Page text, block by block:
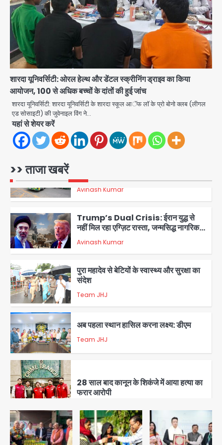
शारदा यूनिवर्सिटी: ओरल हेल्थ और डेंटल स्क्रीनिंग ड्राइव का किया
आयोजन, 100 से अधिक बच्चों के दांतों की हुई जांच
शारदा यूनिवर्सिटी: शारदा यूनिवर्सिटी के शारदा स्कूल आॅफ लॉ के प्रो बोनो क्लब (लीगल
एड सोसाइटी) की जुवेनाइल विंग ने…
यहां से शेयर करें
>> ताजा खबरें
3
Team JHJ
4
अब पहला स्थान हासिल करना लक्ष्य: डीएम
Team JHJ
5
28 साल बाद कानून के शिकंजे में आया हत्या का
फरार आरोपी
1
फायर, दो की मौत, कई घायल
Avinash Kumar
2
Trump’s Dual Crisis: ईरान युद्ध से
नहीं मिल रहा एग्ज़िट रास्ता, जन्मसिद्ध नागरिकता
पर सुप्रीम कोर्ट को दी फिर चुनौती
Avinash Kumar
3
पुरा महादेव से बेटियों के स्वास्थ्य और सुरक्षा का
संदेश
Team JHJ
4
अब पहला स्थान हासिल करना लक्ष्य: डीएम
Team JHJ
5
28 साल बाद कानून के शिकंजे में आया हत्या का
फरार आरोपी